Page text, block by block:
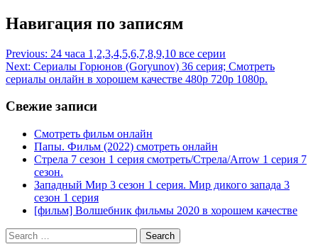
Навигация по записям
Previous: 24 часа 1,2,3,4,5,6,7,8,9,10 все серии
Next: Сериалы Горюнов (Goryunov) 36 серия; Смотреть
сериалы онлайн в хорошем качестве 480p 720p 1080p.
Свежие записи
Смотреть фильм онлайн
Папы. Фильм (2022) смотреть онлайн
Стрела 7 сезон 1 серия смотреть/Стрела/Arrow 1 серия 7
сезон.
Западный Мир 3 сезон 1 серия. Мир дикого запада 3
сезон 1 серия
[фильм] Волшебник фильмы 2020 в хорошем качестве
Search